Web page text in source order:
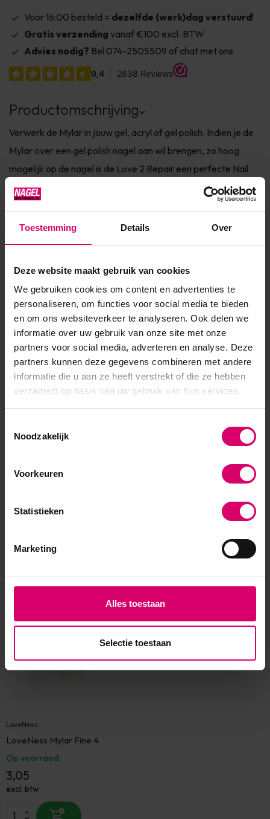
Toestemming Details Over
Deze website maakt gebruik van cookies
We gebruiken cookies om content en advertenties te
personaliseren, om functies voor social media te bieden
en om ons websiteverkeer te analyseren. Ook delen we
informatie over uw gebruik van onze site met onze
partners voor social media, adverteren en analyse. Deze
partners kunnen deze gegevens combineren met andere
informatie die u aan ze heeft verstrekt of die ze hebben
verzameld op basis van uw gebruik van hun services.
Noodzakelijk
Voorkeuren
Statistieken
Marketing
Alles toestaan
Selectie toestaan
Voor 16:00 besteld = dezelfde (werk)dag verstuurd!
Gratis verzending vanaf €100 excl. BTW
Advies nodig? Bel 074-2505509 of chat met ons
Productomschrijving
Verwerk de Mylar in jouw gel, acryl of gel polish. Indien je de
Mylar over een gel polish nagel aan wil brengen, zo hoog
mogelijk op de nagel is de Love 2 Repair een perfecte Nail
Art sealer. ...
Toon meer
SKU 611006
Eerder bekeken
LoveNess
LoveNess Mylar Fine 4
Op voorraad
3,05
excl. btw